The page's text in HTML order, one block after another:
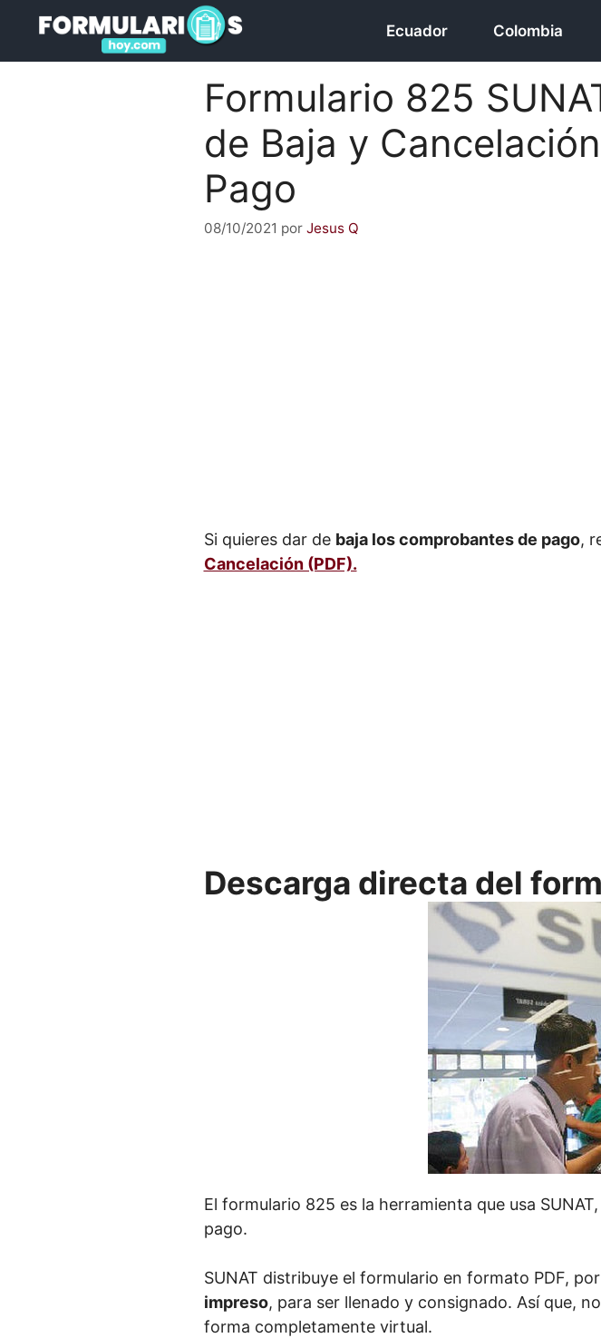
contenido
Ecuador Colombia
Formulario 825
de Baja y
Pago
08/10/2021 por Jesus Q
Si quieres dar de baja los comprobantes de pago,
Cancelación (PDF).
Descarga directa del
El formulario 825 es la herramienta que usa
pago.
SUNAT distribuye el formulario en formato PDF,
impreso, para ser llenado y consignado. Así que,
forma completamente virtual.